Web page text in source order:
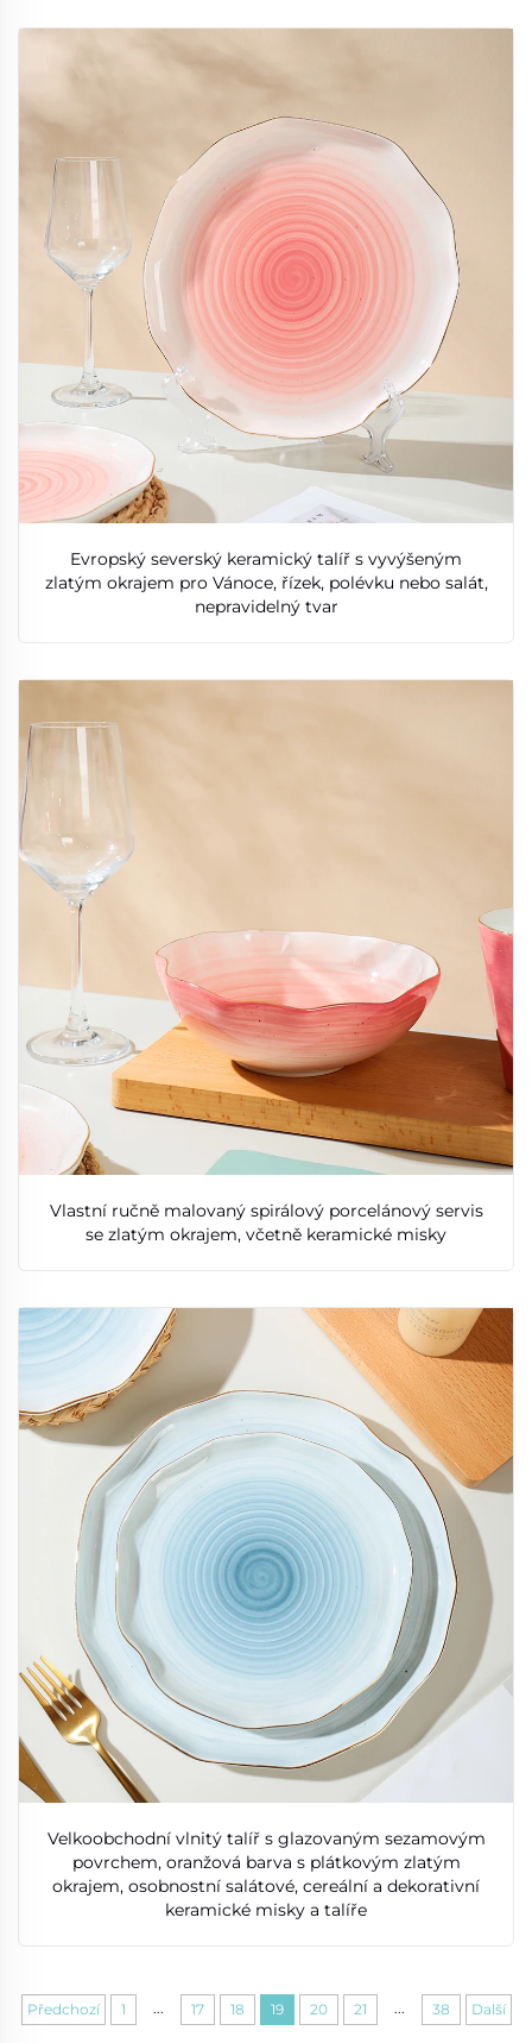
Evropský severský keramický talíř s vyvýšeným
zlatým okrajem pro Vánoce, řízek, polévku nebo salát,
nepravidelný tvar
Vlastní ručně malovaný spirálový porcelánový servis
se zlatým okrajem, včetně keramické misky
Velkoobchodní vlnitý talíř s glazovaným sezamovým
povrchem, oranžová barva s plátkovým zlatým
okrajem, osobnostní salátové, cereální a dekorativní
keramické misky a talíře
Předchozí 1 ... 17 18 19 20 21 ... 38 Další